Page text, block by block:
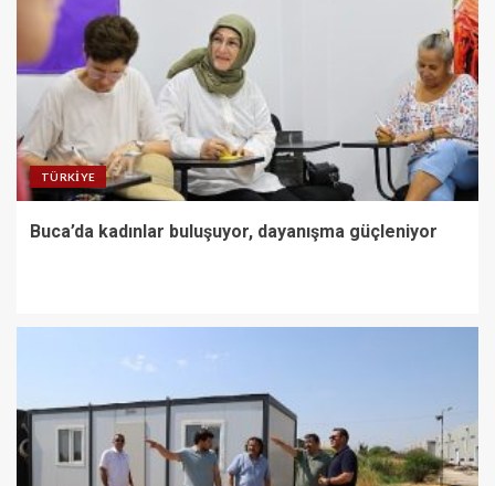
TÜRKIYE
Buca’da kadınlar buluşuyor, dayanışma güçleniyor